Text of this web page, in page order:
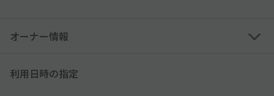
オーナー情報
利用日時の指定